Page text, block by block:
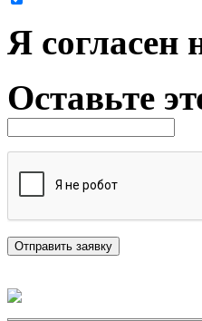
Я согласен
Оставьте